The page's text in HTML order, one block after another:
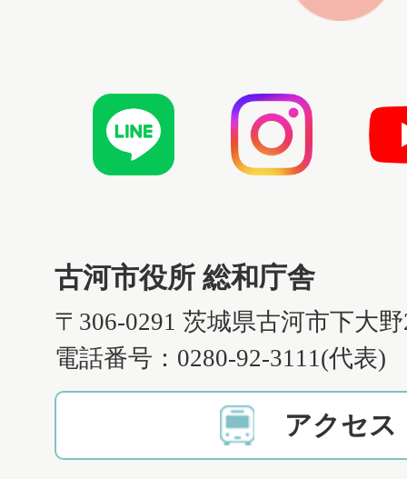
古河市役所 総和庁舎
〒306-0291 茨城県古河市下大
電話番号：0280-92-3111(代表)
アクセス